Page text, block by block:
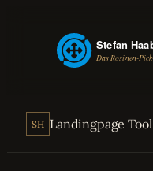
SH Landingpage Tool